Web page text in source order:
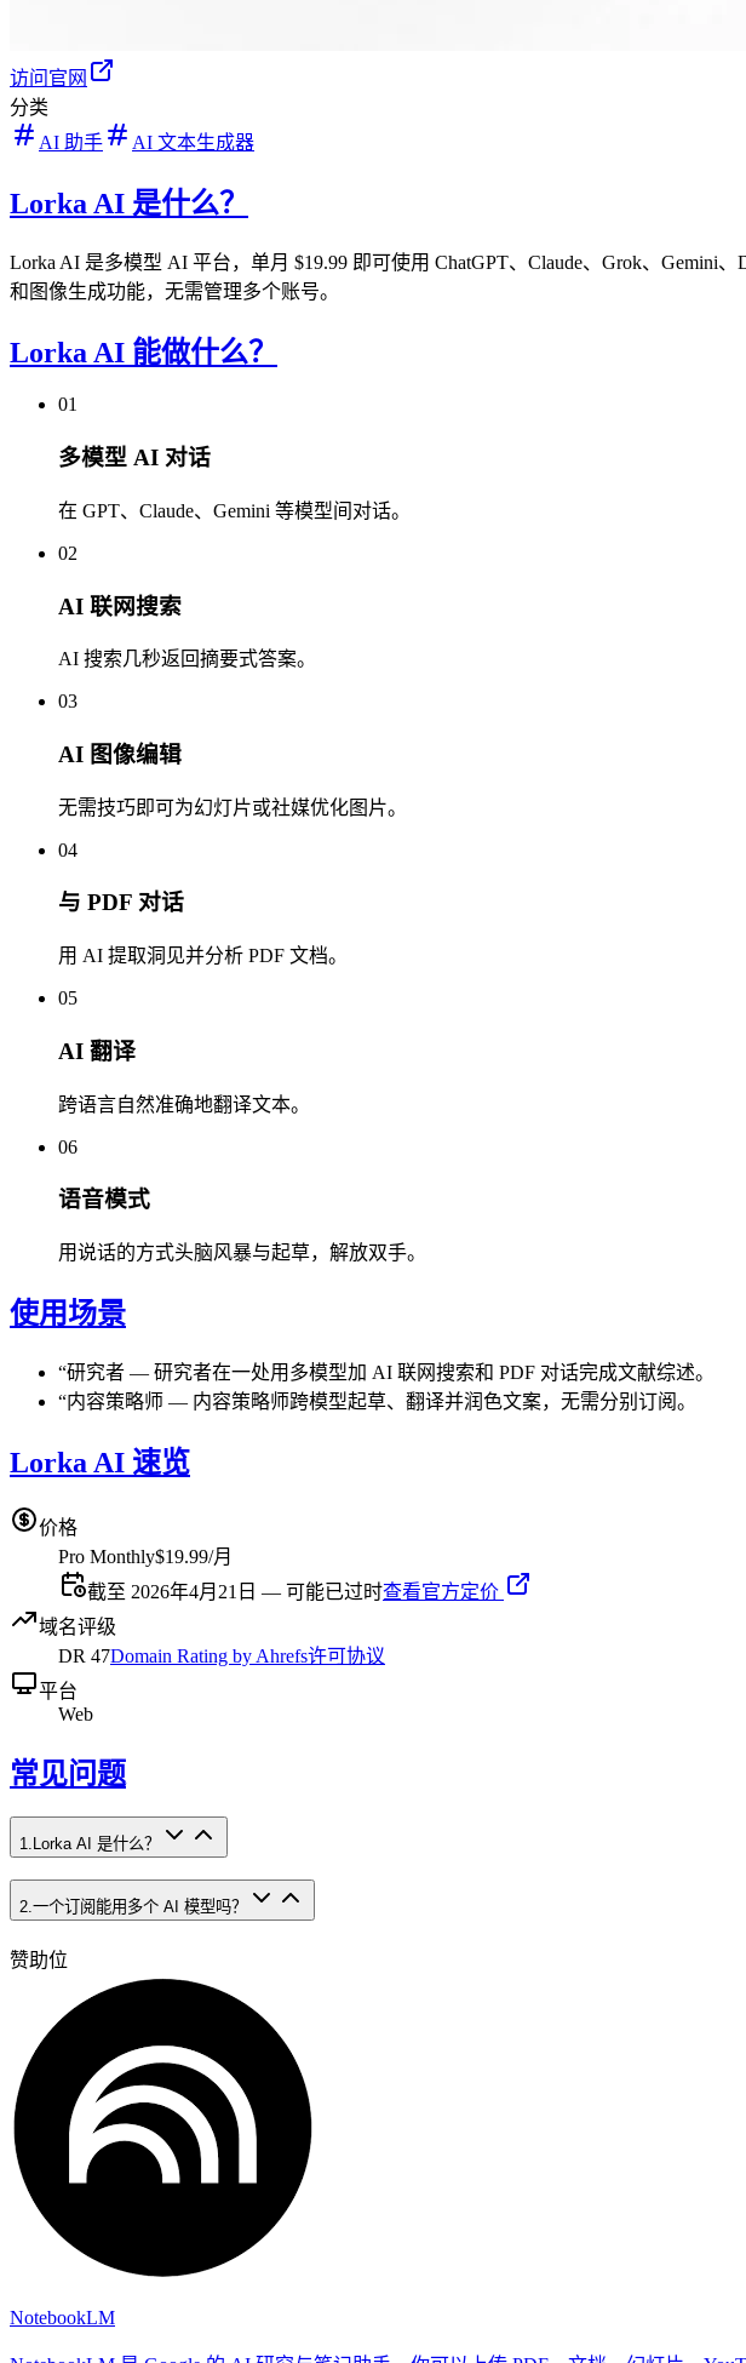
访问官网
分类
AI 助手
AI 文本生成器
Lorka AI 是什么？
Lorka AI 是多模型 AI 平台，单月 $19.99 即可使用 ChatGPT、Claude、Grok、Gemini
和图像生成功能，无需管理多个账号。
Lorka AI 能做什么？
01
多模型 AI 对话
在 GPT、Claude、Gemini 等模型间对话。
02
AI 联网搜索
AI 搜索几秒返回摘要式答案。
03
AI 图像编辑
无需技巧即可为幻灯片或社媒优化图片。
04
与 PDF 对话
用 AI 提取洞见并分析 PDF 文档。
05
AI 翻译
跨语言自然准确地翻译文本。
06
语音模式
用说话的方式头脑风暴与起草，解放双手。
使用场景
“研究者 — 研究者在一处用多模型加 AI 联网搜索和 PDF 对话完成文献综述。
“内容策略师 — 内容策略师跨模型起草、翻译并润色文案，无需分别订阅。
Lorka AI 速览
价格
Pro Monthly$19.99/月
截至 2026年4月21日 — 可能已过时查看官方定价
域名评级
DR 47Domain Rating by Ahrefs许可协议
平台
Web
常见问题
1 Lorka AI 是什么？
2.一个订阅能用多个 AI 模型吗？
赞助位
NotebookLM